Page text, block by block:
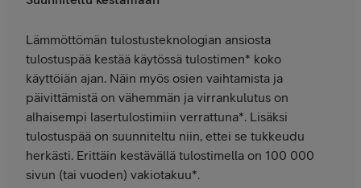
Lämmöttömän tulostusteknologian ansiosta
tulostuspää kestää käytössä tulostimen* koko
käyttöiän ajan. Näin myös osien vaihtamista ja
päivittämistä on vähemmän ja virrankulutus on
alhaisempi lasertulostimiin verrattuna*. Lisäksi
tulostuspää on suunniteltu niin, ettei se tukkeudu
herkästi. Erittäin kestävällä tulostimella on 100 000
sivun (tai vuoden) vakiotakuu*.